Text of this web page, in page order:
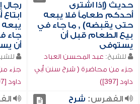
حديث (إذا اشترى
أحدكم طعاماً فلا يبعه
حتى يقبضه) , ما جاء في
بيع الطعام قبل أن
يستوفى
للشيخ: عبد المحسن العباد
جزء من محاضرة ( شرح سنن أبي
داود [397])
رجال
جاء
أن
جزء
داود [397])
الفهرس: شرح